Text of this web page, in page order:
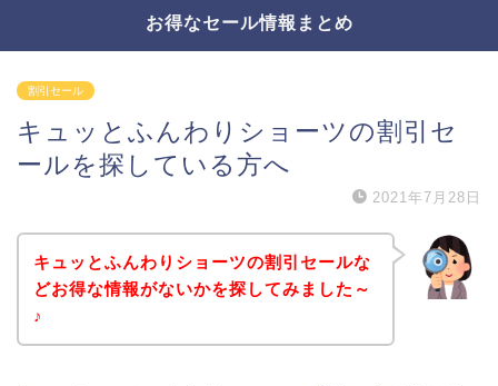
お得なセール情報まとめ
割引セール
キュッとふんわりショーツの割引セ
ールを探している方へ
2021年7月28日
キュッとふんわりショーツの割引セールな
どお得な情報がないかを探してみました～
♪